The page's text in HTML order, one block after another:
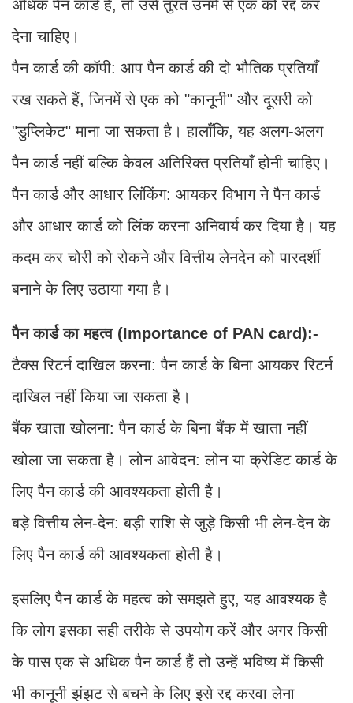
अधिक पैन कार्ड हैं, तो उसे तुरंत उनमें से एक को रद्द कर
देना चाहिए।
पैन कार्ड की कॉपी: आप पैन कार्ड की दो भौतिक प्रतियाँ
रख सकते हैं, जिनमें से एक को "कानूनी" और दूसरी को
"डुप्लिकेट" माना जा सकता है। हालाँकि, यह अलग-अलग
पैन कार्ड नहीं बल्कि केवल अतिरिक्त प्रतियाँ होनी चाहिए।
पैन कार्ड और आधार लिंकिंग: आयकर विभाग ने पैन कार्ड
और आधार कार्ड को लिंक करना अनिवार्य कर दिया है। यह
कदम कर चोरी को रोकने और वित्तीय लेनदेन को पारदर्शी
बनाने के लिए उठाया गया है।
पैन कार्ड का महत्व (Importance of PAN card):-
टैक्स रिटर्न दाखिल करना: पैन कार्ड के बिना आयकर रिटर्न
दाखिल नहीं किया जा सकता है।
बैंक खाता खोलना: पैन कार्ड के बिना बैंक में खाता नहीं
खोला जा सकता है। लोन आवेदन: लोन या क्रेडिट कार्ड के
लिए पैन कार्ड की आवश्यकता होती है।
बड़े वित्तीय लेन-देन: बड़ी राशि से जुड़े किसी भी लेन-देन के
लिए पैन कार्ड की आवश्यकता होती है।
इसलिए पैन कार्ड के महत्व को समझते हुए, यह आवश्यक है
कि लोग इसका सही तरीके से उपयोग करें और अगर किसी
के पास एक से अधिक पैन कार्ड हैं तो उन्हें भविष्य में किसी
भी कानूनी झंझट से बचने के लिए इसे रद्द करवा लेना